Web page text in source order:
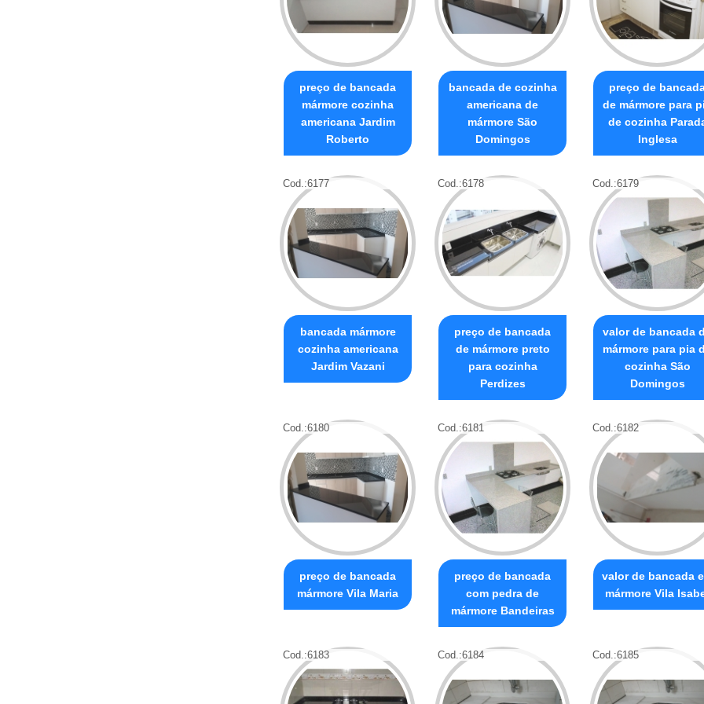
preço de bancada
mármore cozinha
americana Jardim
Roberto
bancada de cozinha
americana de
mármore São
Domingos
preço de
de mármore para
de cozinha
Inglesa
Cod.:6177
bancada mármore
cozinha americana
Jardim Vazani
Cod.:6178
preço de bancada
de mármore preto
para cozinha
Perdizes
Cod.:6179
valor de bancada
mármore para pia
cozinha São
Domingos
Cod.:6180
preço de bancada
mármore Vila Maria
Cod.:6181
preço de bancada
com pedra de
mármore Bandeiras
Cod.:6182
valor de bancada
mármore Vila
Cod.:6183 Cod.:6184 Cod.:6185